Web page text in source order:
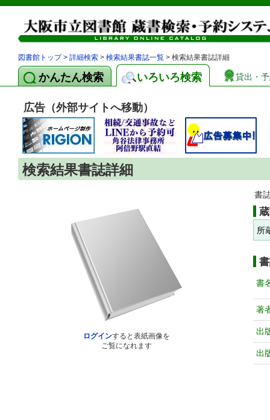
図書館トップ> 詳細検索 > 検索結果書誌一覧 > 検索結果書誌詳細
かんたん検索 いろいろ検索 貸出・
広告（外部サイトへ移動）
検索結果書誌詳細
ログインすると表紙画像を
ご覧になれます
書
所
書
著
出
出